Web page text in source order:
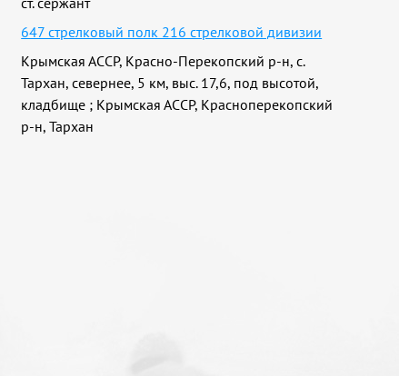
647 стрелковый полк 216 стрелковой дивизии
Крымская АССР, Красно-Перекопский р-н, с.
Тархан, севернее, 5 км, выс. 17,6, под высотой,
кладбище ; Крымская АССР, Красноперекопский
р-н, Тархан